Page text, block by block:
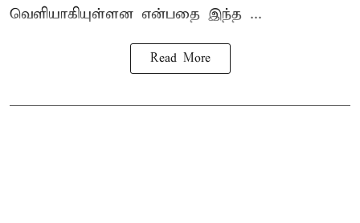
வெளியாகியுள்ளன என்பதை இந்த ...
Read More